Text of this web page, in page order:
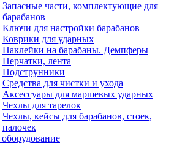
Запасные части, комплектующие для
барабанов
Ключи для настройки барабанов
Коврики для ударных
Наклейки на барабаны. Демпферы
Перчатки, лента
Подструнники
Средства для чистки и ухода
Аксессуары для маршевых ударных
Чехлы для тарелок
Чехлы, кейсы для барабанов, стоек,
палочек